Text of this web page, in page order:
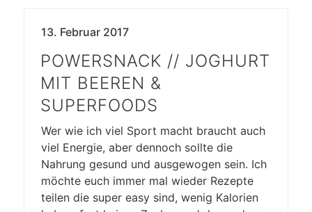
13. Februar 2017
POWERSNACK // JOGHURT
MIT BEEREN &
SUPERFOODS
Wer wie ich viel Sport macht braucht auch
viel Energie, aber dennoch sollte die
Nahrung gesund und ausgewogen sein. Ich
möchte euch immer mal wieder Rezepte
teilen die super easy sind, wenig Kalorien